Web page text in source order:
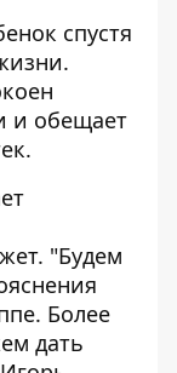
спустя
и обещает
"Будем
Более
дать